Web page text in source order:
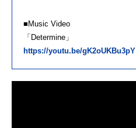
■Music Video
「Determine」
https://youtu.be/gK2oUKBu3pY